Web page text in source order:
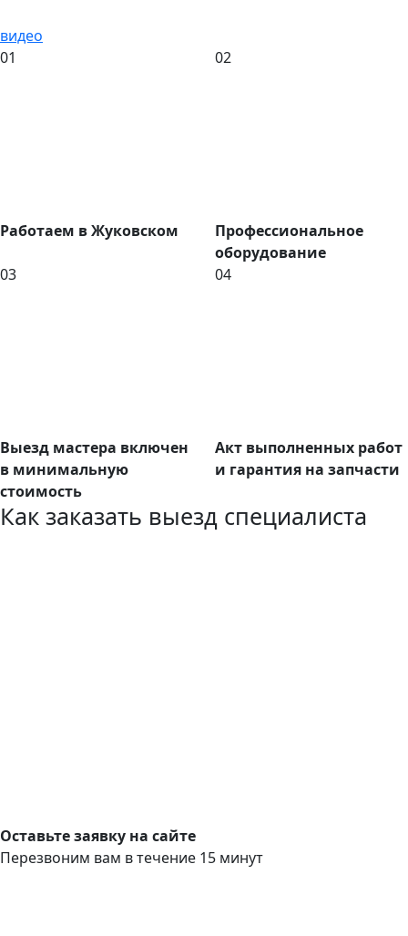
видео
01
Работаем в Жуковском
02
Профессиональное
оборудование
03
Выезд мастера включен
в минимальную
стоимость
04
Акт выполненных работ
и гарантия на запчасти
Как заказать выезд специалиста
Оставьте заявку на сайте
Перезвоним вам в течение 15 минут